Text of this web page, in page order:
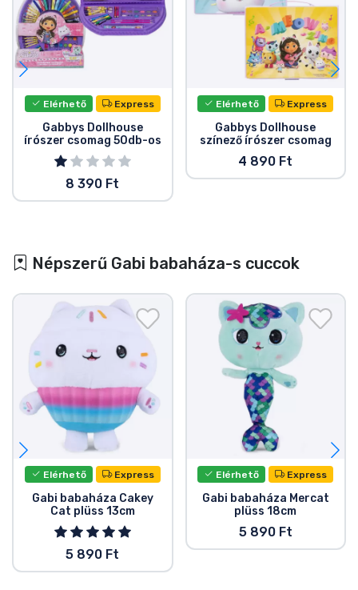
Elérhető Express
Gabbys Dollhouse
írószer csomag 50db-os
8 390 Ft
Elérhető Express
Gabbys Dollhouse
színező írószer csomag
4 890 Ft
Népszerű Gabi babaháza-s cuccok
Elérhető Express
Gabi babaháza Cakey
Cat plüss 13cm
5 890 Ft
Elérhető Express
Gabi babaháza Mercat
plüss 18cm
5 890 Ft